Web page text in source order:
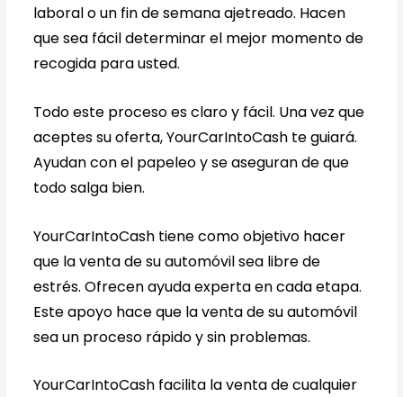
laboral o un fin de semana ajetreado. Hacen
que sea fácil determinar el mejor momento de
recogida para usted.
Todo este proceso es claro y fácil. Una vez que
aceptes su oferta, YourCarIntoCash te guiará.
Ayudan con el papeleo y se aseguran de que
todo salga bien.
YourCarIntoCash tiene como objetivo hacer
que la venta de su automóvil sea libre de
estrés. Ofrecen ayuda experta en cada etapa.
Este apoyo hace que la venta de su automóvil
sea un proceso rápido y sin problemas.
YourCarIntoCash facilita la venta de cualquier